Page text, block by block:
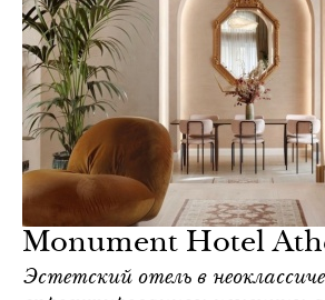
Monument Hotel
Эстетский отель в
среда